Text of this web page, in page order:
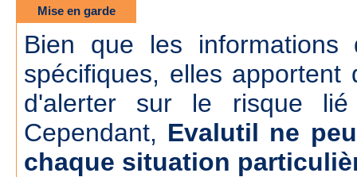
Mise en garde
Bien que les informations
spécifiques, elles
d'alerter sur le risque
Cependant, Evalutil ne
chaque situation